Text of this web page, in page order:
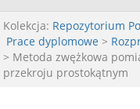
Kolekcja: Repozytorium
Prace dyplomowe >
> Metoda zwężkowa
przekroju prostokątnym